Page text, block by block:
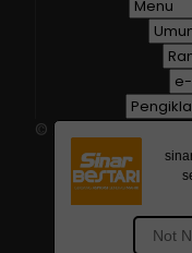
© 2026 All Rights
Hakcipta